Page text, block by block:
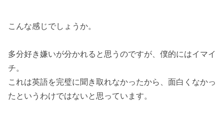
こんな感じでしょうか。
多分好き嫌いが分かれると思うのですが、僕的にはイマイ
チ。
これは英語を完璧に聞き取れなかったから、面白くなかっ
たというわけではないと思っています。